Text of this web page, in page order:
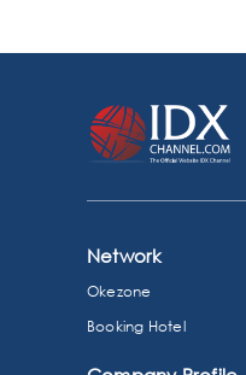
Network
Okezone
Booking Hotel